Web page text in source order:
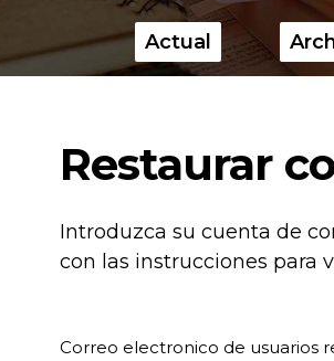
Actual
Restaurar
Introduzca su cuenta de
con las instrucciones para
Correo electronico de usuarios